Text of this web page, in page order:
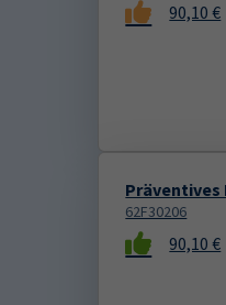
90,10 €
62F30206
90,10 €